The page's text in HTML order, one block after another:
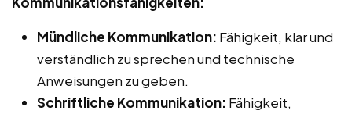
Mündliche Kommunikation: Fähigkeit, klar und
verständlich zu sprechen und technische
Anweisungen zu geben.
Schriftliche Kommunikation: Fähigkeit,